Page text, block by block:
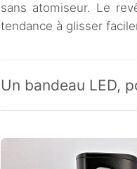
sans atomiseur. Le
tendance à glisser
Un bandeau LED,